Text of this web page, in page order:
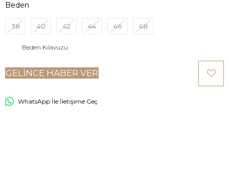
Beden
38 40 42 44 46 48
Beden Kılavuzu
GELINCE HABER VER
WhatsApp İle İletişime Geç